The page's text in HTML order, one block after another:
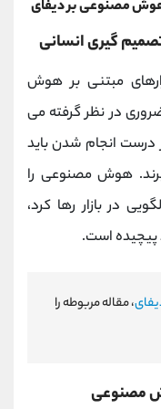
هوش مصنوعی بر دیفای
‌گیری انسانی
مبتنی بر هوش
در نظر گرفته می
انجام شدن باید
هوش مصنوعی را
در بازار رها کرد،
پیچیده است.
، مقاله مربوطه را
مصنوعی